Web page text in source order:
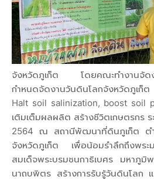
จังหวัดภูเก็ต โดยคณะทำงานจัดง
กำหนดจัดงานวันดินโลกจังหวัดภูเ
Halt soil salinization, boost soil
เติมเต็มผลผลิต สร้างชีวิตเกษตรกร
2564 ณ สถานีพัฒนาที่ดินภูเก็ต ตำ
จังหวัดภูเก็ต เพื่อน้อมรำลึกถึงพร
สมเด็จพระบรมชนกาธิเบศร มหาภู
นาถบพิตร สร้างการรับรู้วันดินโลก